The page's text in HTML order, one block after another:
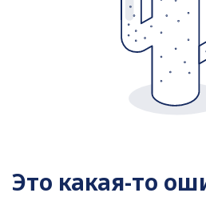
Это какая-то